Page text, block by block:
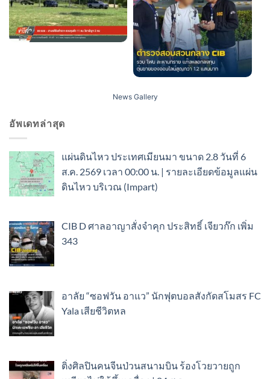
News Gallery
อัพเดทล่าสุด
แผ่นดินไหว ประเทศเมียนมา ขนาด 2.8 วันที่ 6
ส.ค. 2569 เวลา 00:00 น. | รายละเอียดข้อมูลแผ่น
ดินไหว บริเวณ (Impart)
CIB D ศาลอาญาสั่งจำคุก ประสิทธิ์ เจียวก๊ก เพิ่ม
343
อาลัย “ซอฟวัน อาแว” นักฟุตบอลสังกัดสโมสร FC
Yala เสียชีวิตหล
ติ่งศิลปินคนจีนป่วนสนามบิน ร้องโวยวายถูก